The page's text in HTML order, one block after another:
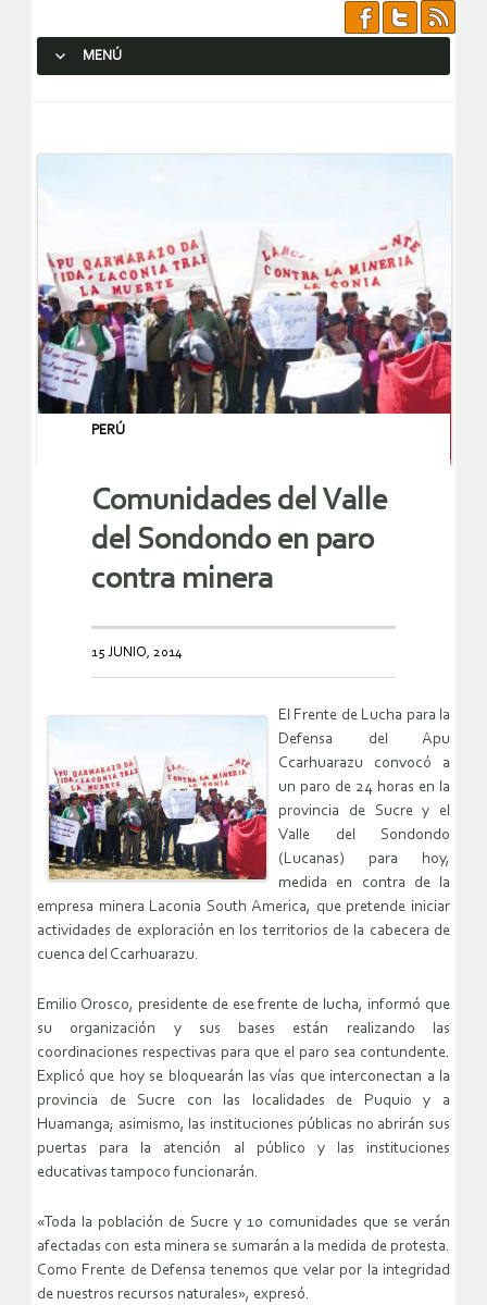
MENÚ
PERÚ
Comunidades del Valle
del Sondondo en paro
contra minera
15 JUNIO, 2014
El Frente de Lucha para la
Defensa del Apu
Ccarhuarazu convocó a
un paro de 24 horas en la
provincia de Sucre y el
Valle del Sondondo
(Lucanas) para hoy,
medida en contra de la
empresa minera Laconia South America, que pretende iniciar
actividades de exploración en los territorios de la cabecera de
cuenca del Ccarhuarazu.
Emilio Orosco, presidente de ese frente de lucha, informó que
su organización y sus bases están realizando las
coordinaciones respectivas para que el paro sea contundente.
Explicó que hoy se bloquearán las vías que interconectan a la
provincia de Sucre con las localidades de Puquio y a
Huamanga; asimismo, las instituciones públicas no abrirán sus
puertas para la atención al público y las instituciones
educativas tampoco funcionarán.
«Toda la población de Sucre y 10 comunidades que se verán
afectadas con esta minera se sumarán a la medida de protesta.
Como Frente de Defensa tenemos que velar por la integridad
de nuestros recursos naturales», expresó.